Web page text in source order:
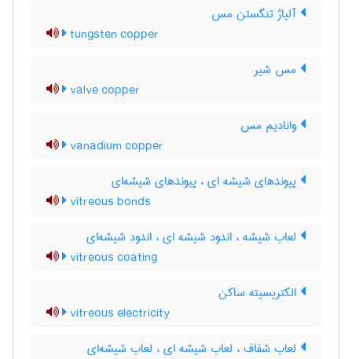
آلیاژ تنگستن مس
tungsten copper
مس شیر
valve copper
وانادیم مس
vanadium copper
پیوندهای شیشه ای ، پیوندهای شیشه‌ای
vitreous bonds
لعاب شیشه ، اندود شیشه ای ، اندود شیشه‌ای
vitreous coating
الکتریسیته ساکن
vitreous electricity
لعاب شفاف ، لعاب شیشه ای ، لعاب شیشه‌ای